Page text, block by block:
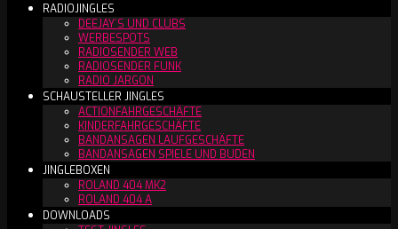
RADIOJINGLES
DEEJAY´S UND CLUBS
WERBESPOTS
RADIOSENDER WEB
RADIOSENDER FUNK
RADIO JARGON
SCHAUSTELLER JINGLES
ACTIONFAHRGESCHÄFTE
KINDERFAHRGESCHÄFTE
BANDANSAGEN LAUFGESCHÄFTE
BANDANSAGEN SPIELE UND BUDEN
JINGLEBOXEN
ROLAND 404 MK2
ROLAND 404 A
DOWNLOADS